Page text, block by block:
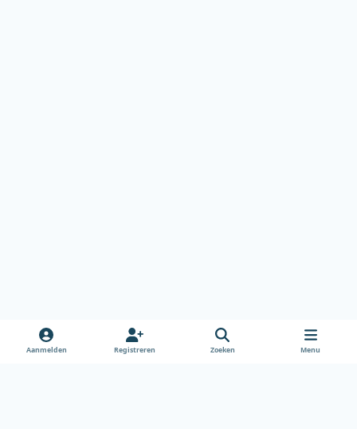
Aanmelden Registreren Zoeken Menu